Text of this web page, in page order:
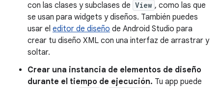
con las clases y subclases de View , como las que
se usan para widgets y diseños. También puedes
usar el editor de diseño de Android Studio para
crear tu diseño XML con una interfaz de arrastrar y
soltar.
Crear una instancia de elementos de diseño
durante el tiempo de ejecución. Tu app puede